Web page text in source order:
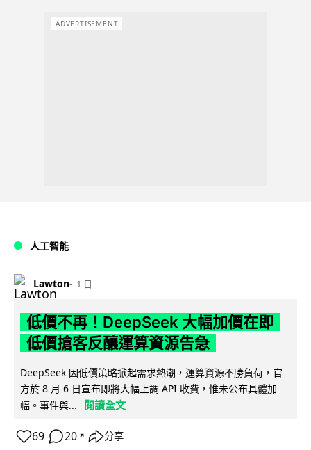
ADVERTISEMENT
人工智能
Lawton 1 日
低價不再！DeepSeek 大幅加價在即
低價搶客反釀運算資源告急
DeepSeek 因低價策略掀起需求熱潮，運算資源不勝負荷，官
方於 8 月 6 日宣布即將大幅上調 API 收費，惟未公布具體加
幅。事件與...
閱讀全文
69 20 ↗ 分享